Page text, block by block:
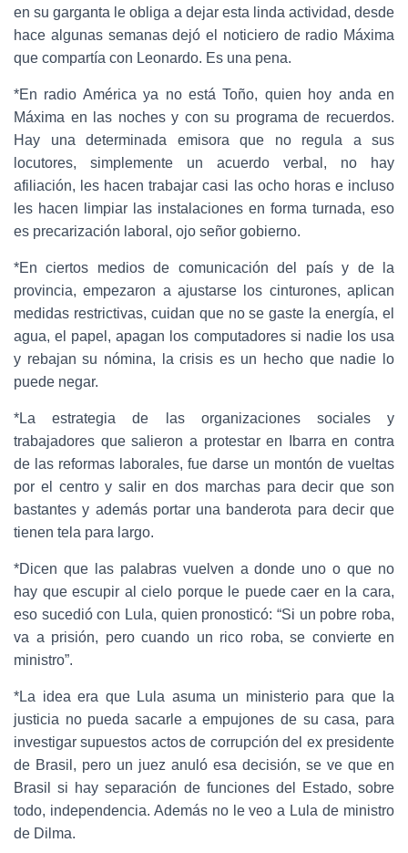
en su garganta le obliga a dejar esta linda actividad, desde
hace algunas semanas dejó el noticiero de radio Máxima
que compartía con Leonardo. Es una pena.
*En radio América ya no está Toño, quien hoy anda en
Máxima en las noches y con su programa de recuerdos.
Hay una determinada emisora que no regula a sus
locutores, simplemente un acuerdo verbal, no hay
afiliación, les hacen trabajar casi las ocho horas e incluso
les hacen limpiar las instalaciones en forma turnada, eso
es precarización laboral, ojo señor gobierno.
*En ciertos medios de comunicación del país y de la
provincia, empezaron a ajustarse los cinturones, aplican
medidas restrictivas, cuidan que no se gaste la energía, el
agua, el papel, apagan los computadores si nadie los usa
y rebajan su nómina, la crisis es un hecho que nadie lo
puede negar.
*La estrategia de las organizaciones sociales y
trabajadores que salieron a protestar en Ibarra en contra
de las reformas laborales, fue darse un montón de vueltas
por el centro y salir en dos marchas para decir que son
bastantes y además portar una banderota para decir que
tienen tela para largo.
*Dicen que las palabras vuelven a donde uno o que no
hay que escupir al cielo porque le puede caer en la cara,
eso sucedió con Lula, quien pronosticó: “Si un pobre roba,
va a prisión, pero cuando un rico roba, se convierte en
ministro”.
*La idea era que Lula asuma un ministerio para que la
justicia no pueda sacarle a empujones de su casa, para
investigar supuestos actos de corrupción del ex presidente
de Brasil, pero un juez anuló esa decisión, se ve que en
Brasil si hay separación de funciones del Estado, sobre
todo, independencia. Además no le veo a Lula de ministro
de Dilma.